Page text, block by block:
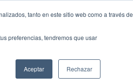
tanto en este sitio web como a través de
preferencias, tendremos que usar
Aceptar Rechazar